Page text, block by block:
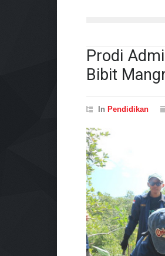
Prodi
Bibit
In Pendidikan